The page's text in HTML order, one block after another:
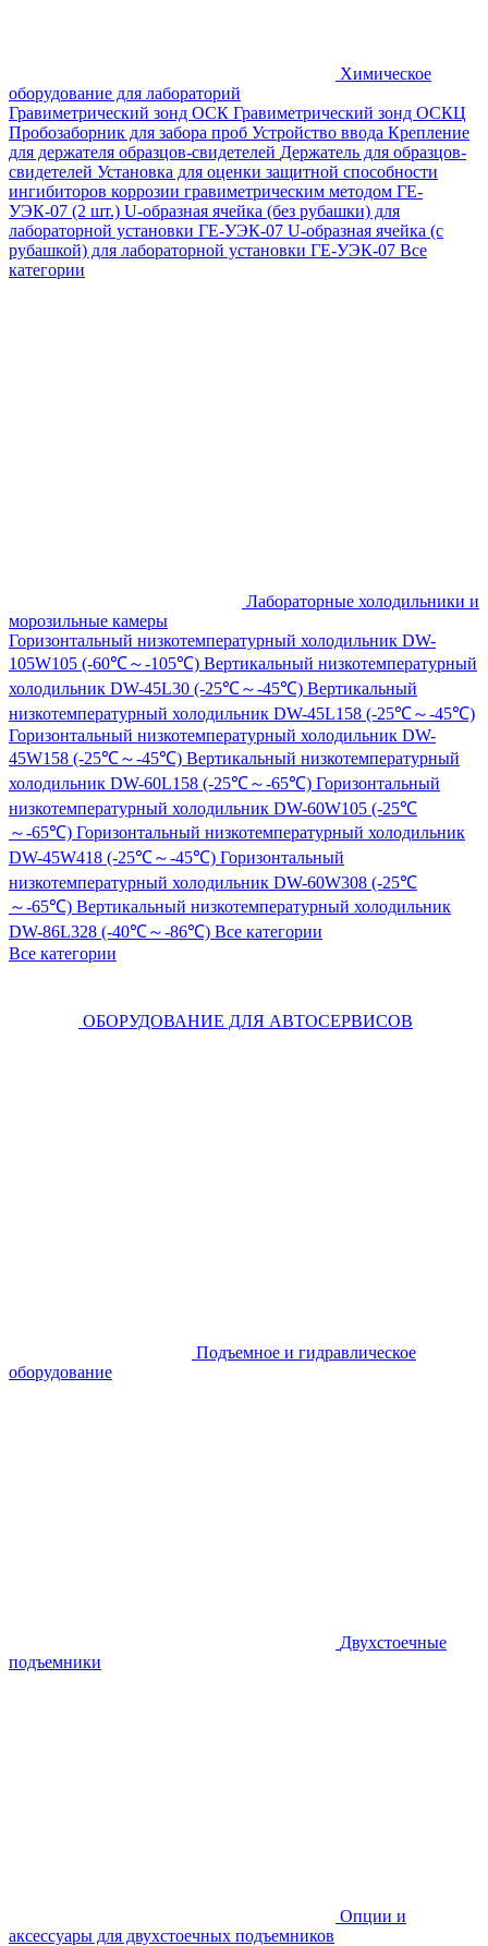
Химическое
оборудование для лабораторий
Гравиметрический зонд ОСК Гравиметрический зонд ОСКЦ
Пробозаборник для забора проб Устройство ввода Крепление
для держателя образцов-свидетелей Держатель для образцов-
свидетелей Установка для оценки защитной способности
ингибиторов коррозии гравиметрическим методом ГЕ-
УЭК-07 (2 шт.) U-образная ячейка (без рубашки) для
лабораторной установки ГЕ-УЭК-07 U-образная ячейка (с
рубашкой) для лабораторной установки ГЕ-УЭК-07 Все
категории
Лабораторные холодильники и
морозильные камеры
Горизонтальный низкотемпературный холодильник DW-
105W105 (-60℃～-105℃) Вертикальный низкотемпературный
холодильник DW-45L30 (-25℃～-45℃) Вертикальный
низкотемпературный холодильник DW-45L158 (-25℃～-45℃)
Горизонтальный низкотемпературный холодильник DW-
45W158 (-25℃～-45℃) Вертикальный низкотемпературный
холодильник DW-60L158 (-25℃～-65℃) Горизонтальный
низкотемпературный холодильник DW-60W105 (-25℃
～-65℃) Горизонтальный низкотемпературный холодильник
DW-45W418 (-25℃～-45℃) Горизонтальный
низкотемпературный холодильник DW-60W308 (-25℃
～-65℃) Вертикальный низкотемпературный холодильник
DW-86L328 (-40℃～-86℃) Все категории
Все категории
ОБОРУДОВАНИЕ ДЛЯ АВТОСЕРВИСОВ
Подъемное и гидравлическое
оборудование
Двухстоечные
подъемники
Опции и
аксессуары для двухстоечных подъемников